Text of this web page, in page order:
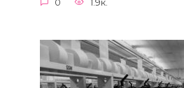
0 1.9к.